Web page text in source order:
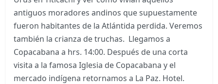
antiguos moradores andinos que supuestamente
fueron habitantes de la Atlántida perdida. Veremos
también la crianza de truchas. Llegamos a
Copacabana a hrs. 14:00. Después de una corta
visita a la famosa Iglesia de Copacabana y el
mercado indígena retornamos a La Paz. Hotel.